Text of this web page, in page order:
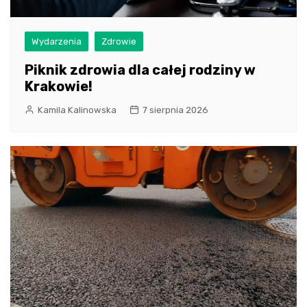
Wydarzenia Zdrowie
Piknik zdrowia dla całej rodziny w
Krakowie!
Kamila Kalinowska 7 sierpnia 2026